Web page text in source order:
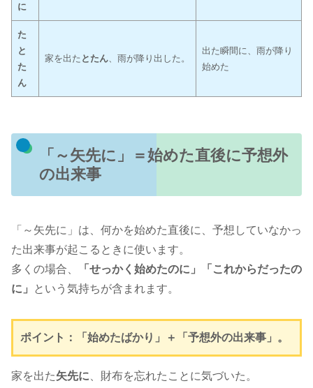
に
た
と
た
ん
家を出た とたん 、雨が降り出した。
出た瞬間に、雨が降り
始めた
「～矢先に」＝始めた直後に予想外
の出来事
「～矢先に」は、何かを始めた直後に、予想していなかっ
た出来事が起こるときに使います。
多くの場合、
「せっかく始めたのに」「これからだったの
に」
という気持ちが含まれます。
ポイント：「始めたばかり」＋「予想外の出来事」。
家を出た矢先に 、財布を忘れたことに気づいた。